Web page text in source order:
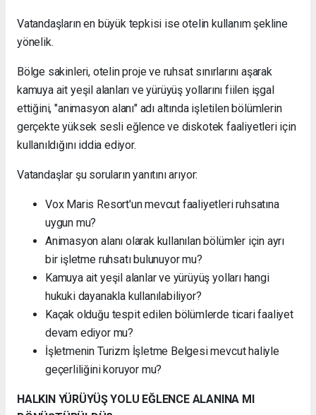
Vatandaşların en büyük tepkisi ise otelin kullanım şekline
yönelik.
Bölge sakinleri, otelin proje ve ruhsat sınırlarını aşarak
kamuya ait yeşil alanları ve yürüyüş yollarını fiilen işgal
ettiğini, "animasyon alanı" adı altında işletilen bölümlerin
gerçekte yüksek sesli eğlence ve diskotek faaliyetleri için
kullanıldığını iddia ediyor.
Vatandaşlar şu soruların yanıtını arıyor:
Vox Maris Resort'un mevcut faaliyetleri ruhsatına
uygun mu?
Animasyon alanı olarak kullanılan bölümler için ayrı
bir işletme ruhsatı bulunuyor mu?
Kamuya ait yeşil alanlar ve yürüyüş yolları hangi
hukuki dayanakla kullanılabiliyor?
Kaçak olduğu tespit edilen bölümlerde ticari faaliyet
devam ediyor mu?
İşletmenin Turizm İşletme Belgesi mevcut haliyle
geçerliliğini koruyor mu?
HALKIN YÜRÜYÜŞ YOLU EĞLENCE ALANINA MI